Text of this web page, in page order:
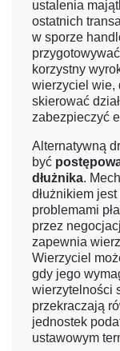
ustalenia
ostatnich
w sporze
korzystny
wierzyciel wie,
skierować
zabezpieczyć
Alternatywną
być
dłużnika.
dłużnikiem
problemami
przez
zapewnia
Wierzyciel
gdy jego
wierzytelności
przekraczają
jednostek
ustawowym